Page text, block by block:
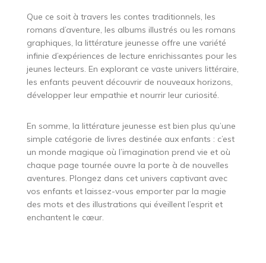
Que ce soit à travers les contes traditionnels, les
romans d’aventure, les albums illustrés ou les romans
graphiques, la littérature jeunesse offre une variété
infinie d’expériences de lecture enrichissantes pour les
jeunes lecteurs. En explorant ce vaste univers littéraire,
les enfants peuvent découvrir de nouveaux horizons,
développer leur empathie et nourrir leur curiosité.
En somme, la littérature jeunesse est bien plus qu’une
simple catégorie de livres destinée aux enfants : c’est
un monde magique où l’imagination prend vie et où
chaque page tournée ouvre la porte à de nouvelles
aventures. Plongez dans cet univers captivant avec
vos enfants et laissez-vous emporter par la magie
des mots et des illustrations qui éveillent l’esprit et
enchantent le cœur.